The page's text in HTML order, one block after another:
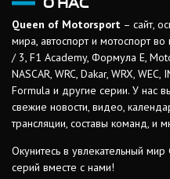
О НАС
Queen of Motorsport – сайт,
мира, автоспорт и мотоспорт
/ 3, F1 Academy, Формула Е,
NASCAR, WRC, Dakar, WRX,
Formula и другие серии. У нас
свежие новости, видео,
трансляции, составы команд, и
Окунитесь в увлекательный
серий вместе с нами!